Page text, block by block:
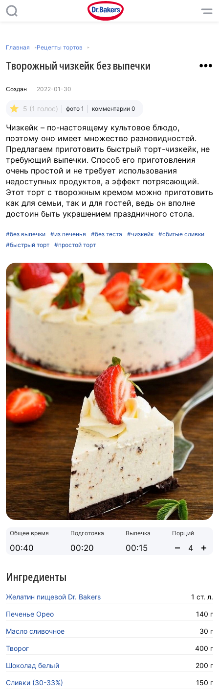
Главная Рецепты тортов
Творожный чизкейк без выпечки
Создан 2022-01-30
5 (1 голос) фото 1 комментарии 0
Чизкейк – по-настоящему культовое блюдо,
поэтому оно имеет множество разновидностей.
Предлагаем приготовить быстрый торт-чизкейк, не
требующий выпечки. Способ его приготовления
очень простой и не требует использования
недоступных продуктов, а эффект потрясающий.
Этот торт с творожным кремом можно приготовить
как для семьи, так и для гостей, ведь он вполне
достоин быть украшением праздничного стола.
#без выпечки #из печенья #без теста #чизкейк
#сбитые сливки
#быстрый торт
#простой торт
Общее время
00:40
Подготовка
00:20
Выпечка
00:15
Порций
Ингредиенты
Желатин пищевой Dr. Bakers 1 ст. л.
Печенье Орео 140 г
Масло сливочное 30 г
Творог 400 г
Шоколад белый 200 г
Сливки (30-33%) 150 г